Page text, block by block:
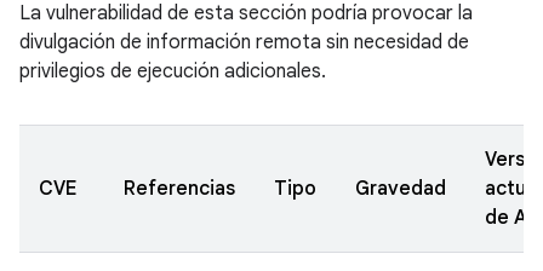
La vulnerabilidad de esta sección podría provocar la
divulgación de información remota sin necesidad de
privilegios de ejecución adicionales.
CVE Referencias Tipo Gravedad
de